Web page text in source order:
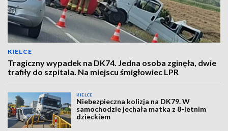
KIELCE
Tragiczny wypadek na DK74. Jedna osoba zginęła, dwie
trafiły do szpitala. Na miejscu śmigłowiec LPR
KIELCE
Niebezpieczna kolizja na DK79. W
samochodzie jechała matka z 8-letnim
dzieckiem